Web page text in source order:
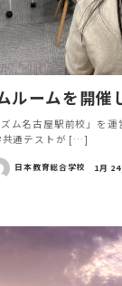
ルームを開催
ム名古屋駅前校」を
共通テストが […]
日本教育総合学校 1月